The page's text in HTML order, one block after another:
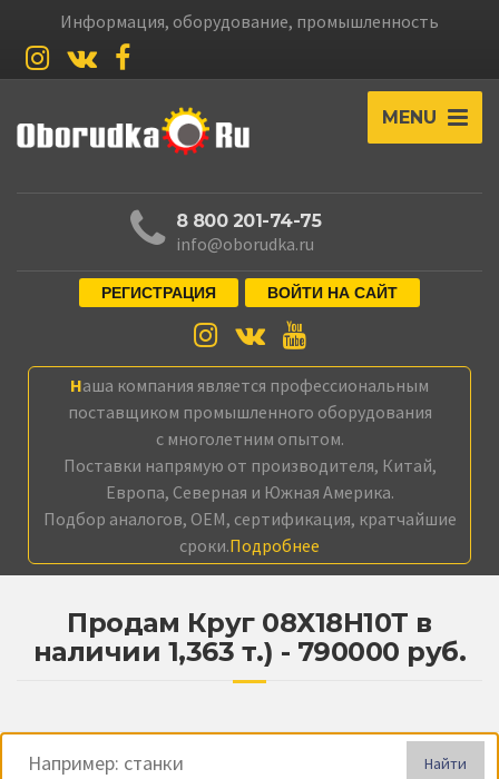
Информация, оборудование, промышленность
MENU
8 800 201-74-75
info@oborudka.ru
РЕГИСТРАЦИЯ ВОЙТИ НА САЙТ
Наша компания является профессиональным
поставщиком промышленного оборудования
с многолетним опытом.
Поставки напрямую от производителя, Китай,
Европа, Северная и Южная Америка.
Подбор аналогов, OEM, сертификация, кратчайшие
сроки.Подробнее
Продам Круг 08Х18Н10Т в
наличии 1,363 т.) - 790000 руб.
Найти